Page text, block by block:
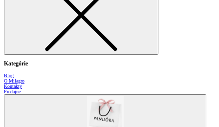
Kategórie
Blog
O Milagro
Kontakty
Predajne